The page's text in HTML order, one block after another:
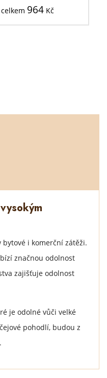
964 Kč
i komerční zátěži.
značnou odolnost
zajišťuje odolnost
je odolné vůči velké
pohodlí, budou z